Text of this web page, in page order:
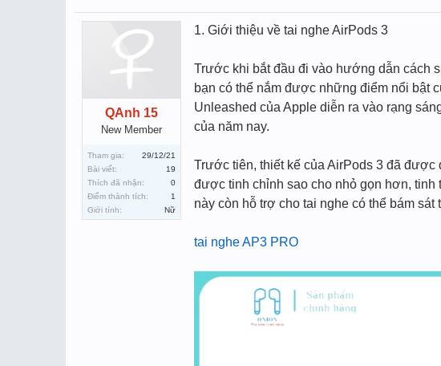
QAnh 15
New Member
Tham gia:
29/12/21
Bài viết:
19
Thích đã nhận:
0
Điểm thành tích:
1
Giới tính:
Nữ
1. Giới thiệu về tai nghe AirPods 3
Trước khi bắt đầu đi vào hướng dẫn cách
bạn có thể nắm được những điểm nổi bật
Unleashed của Apple diễn ra vào rạng
của năm nay.
Trước tiên, thiết kế của AirPods 3 đã
được tinh chỉnh sao cho nhỏ gọn hơn,
này còn hỗ trợ cho tai nghe có thể bám
tai nghe AP3 PRO